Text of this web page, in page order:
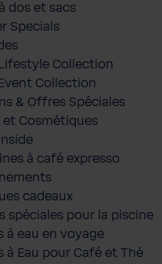
dos et sacs
Specials
Collection
Collection
& Offres Spéciales
et Cosmétiques
à café expresso
cadeaux
spéciales pour la piscine
à eau en voyage
à Eau pour Café et Thé